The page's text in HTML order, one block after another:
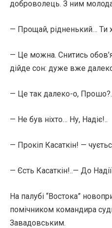
доброволець. З ним
— Прощай, рідненький… Ти
— Це можна. Снитись
дійде сон: дуже вже
— Це так далеко-о,
— Не був ніхто… Ну, Надіє!..
— Прокіп Касаткін! —
— Єсть Касаткін!..— До
На палубі “Востока”
помічником командира
Завадовським.